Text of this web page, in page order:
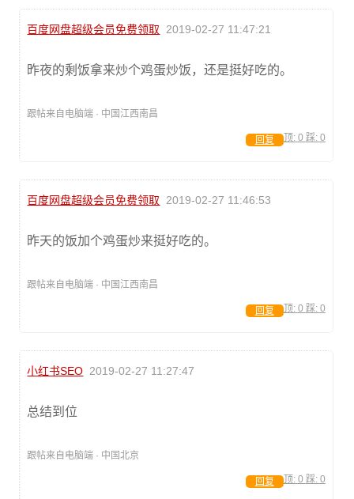
百度网盘超级会员免费领取 2019-02-27 11:47:21
昨夜的剩饭拿来炒个鸡蛋炒饭，还是挺好吃的。
跟帖来自电脑端 · 中国江西南昌
顶: 0 踩: 0
回复
百度网盘超级会员免费领取 2019-02-27 11:46:53
昨天的饭加个鸡蛋炒来挺好吃的。
跟帖来自电脑端 · 中国江西南昌
顶: 0 踩: 0
回复
小红书SEO 2019-02-27 11:27:47
总结到位
跟帖来自电脑端 · 中国北京
顶: 0 踩: 0
回复